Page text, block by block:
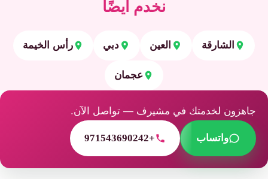
نخدم أيضًا
الشارقة العين دبي رأس الخيمة
عجمان
جاهزون لخدمتك في مشيرف — تواصل الآن.
واتساب +971543690242